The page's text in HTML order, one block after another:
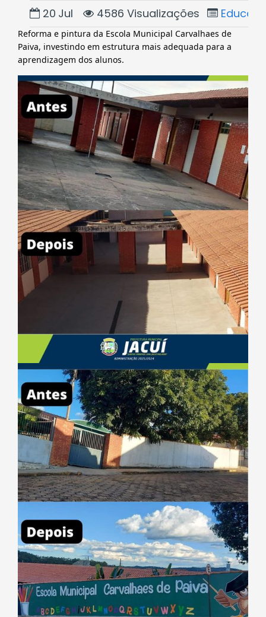
20 Jul 4586 Visualizações
Reforma e pintura da Escola Municipal Carvalhaes de
Paiva, investindo em estrutura mais adequada para a
aprendizagem dos alunos.